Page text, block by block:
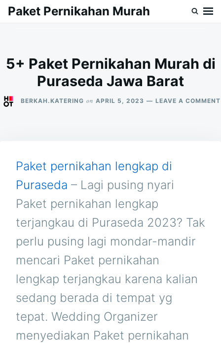
SkipSearch
Paket Pernikahan Murah
5+ Paket Pernikahan Murah di
Puraseda Jawa Barat
BERKAH.KATERING on APRIL 5, 2023 LEAVE A COMMENT
Paket pernikahan lengkap di
Puraseda – Lagi pusing nyari
Paket pernikahan lengkap
terjangkau di Puraseda 2023? Tak
perlu pusing lagi mondar-mandir
mencari Paket pernikahan
lengkap terjangkau karena kalian
sedang berada di tempat yg
tepat. Wedding Organizer
menyediakan Paket pernikahan